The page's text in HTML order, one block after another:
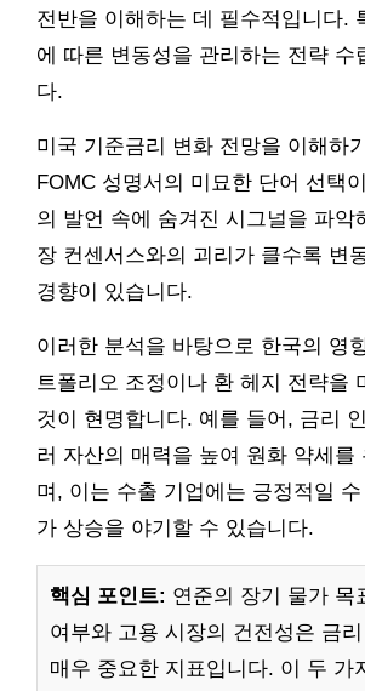
전반을 이해하는 데 필수적입니다.
에 따른 변동성을 관리하는 전략 수
다.
미국 기준금리 변화 전망을 이해하
FOMC 성명서의 미묘한 단어 선택
의 발언 속에 숨겨진 시그널을 파악
장 컨센서스와의 괴리가 클수록 변
경향이 있습니다.
이러한 분석을 바탕으로 한국의 영
트폴리오 조정이나 환 헤지 전략을
것이 현명합니다. 예를 들어, 금리
러 자산의 매력을 높여 원화 약세를
며, 이는 수출 기업에는 긍정적일
가 상승을 야기할 수 있습니다.
핵심 포인트: 연준의 장기 물가 목
여부와 고용 시장의 건전성은 금
매우 중요한 지표입니다. 이 두 가